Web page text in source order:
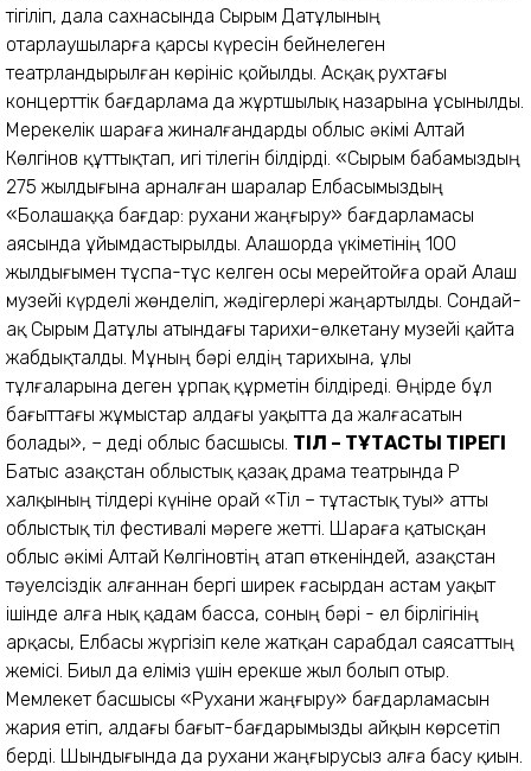
тігіліп, дала сахнасында Сырым Датұлының
отарлаушыларға қарсы күресін бейнелеген
театрландырылған көрініс қойылды. Асқақ рухтағы
концерттік бағдарлама да жұртшылық назарына ұсынылды.
Мерекелік шараға жиналғандарды облыс әкімі Алтай
Көлгінов құттықтап, игі тілегін білдірді. «Сырым бабамыздың
275 жылдығына арналған шаралар Елбасымыздың
«Болашаққа бағдар: рухани жаңғыру» бағдарламасы
аясында ұйымдастырылды. Алашорда үкіметінің 100
жылдығымен тұспа-тұс келген осы мерейтойға орай Алаш
музейі күрделі жөнделіп, жәдігерлері жаңартылды. Сондай-
ақ Сырым Датұлы атындағы тарихи-өлкетану музейі қайта
жабдықталды. Мұның бәрі елдің тарихына, ұлы
тұлғаларына деген ұрпақ құрметін білдіреді. Өңірде бұл
бағыттағы жұмыстар алдағы уақытта да жалғасатын
болады», – деді облыс басшысы. ТІЛ – ТҰТАСТЫҚ ТІРЕГІ
Батыс Қазақстан облыстық қазақ драма театрында ҚР
халқының тілдері күніне орай «Тіл – тұтастық туы» атты
облыстық тіл фестивалі мәреге жетті. Шараға қатысқан
облыс әкімі Алтай Көлгіновтің атап өткеніндей, Қазақстан
тәуелсіздік алғаннан бергі ширек ғасырдан астам уақыт
ішінде алға нық қадам басса, соның бәрі - ел бірлігінің
арқасы, Елбасы жүргізіп келе жатқан сарабдал саясаттың
жемісі. Биыл да еліміз үшін ерекше жыл болып отыр.
Мемлекет басшысы «Рухани жаңғыру» бағдарламасын
жария етіп, алдағы бағыт-бағдарымызды айқын көрсетіп
берді. Шындығында да рухани жаңғырусыз алға басу қиын.